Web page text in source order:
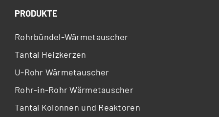
PRODUKTE
Rohrbündel-Wärmetauscher
Tantal Heizkerzen
U-Rohr Wärmetauscher
Rohr-in-Rohr Wärmetauscher
Tantal Kolonnen und Reaktoren